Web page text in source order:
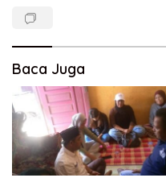
Baca Juga